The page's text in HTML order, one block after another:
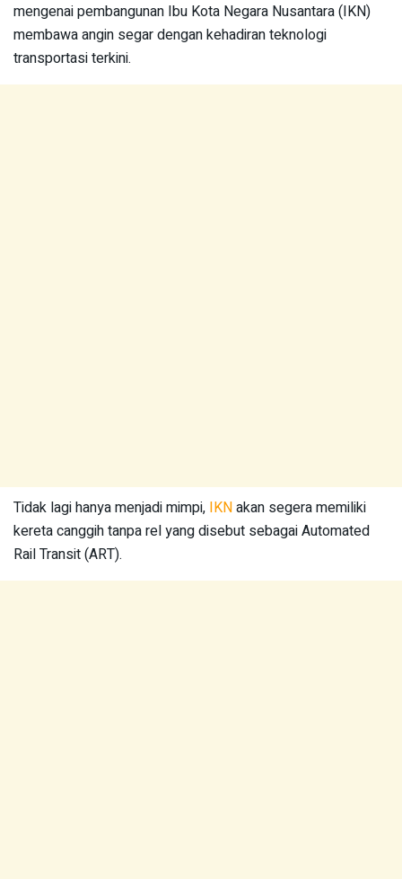
mengenai pembangunan Ibu Kota Negara Nusantara (IKN)
membawa angin segar dengan kehadiran teknologi
transportasi terkini.
Tidak lagi hanya menjadi mimpi, IKNakan segera memiliki
kereta canggih tanpa rel yang disebut sebagai Automated
Rail Transit (ART).